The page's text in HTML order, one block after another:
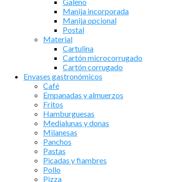
Manija incorporada
Manija opcional
Postal
Material
Cartulina
Cartón microcorrugado
Cartón corrugado
Envases gastronómicos
Café
Empanadas y almuerzos
Fritos
Hamburguesas
Medialunas y donas
Milanesas
Panchos
Pastas
Picadas y fiambres
Pollo
Pizza